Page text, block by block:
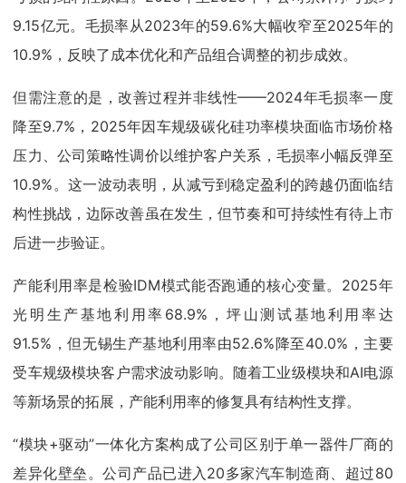
9.15亿元。毛损率从2023年的59.6%大幅收窄至2025年的
10.9%，反映了成本优化和产品组合调整的初步成效。
但需注意的是，改善过程并非线性——2024年毛损率一度
降至9.7%，2025年因车规级碳化硅功率模块面临市场价格
压力、公司策略性调价以维护客户关系，毛损率小幅反弹至
10.9%。这一波动表明，从减亏到稳定盈利的跨越仍面临结
构性挑战，边际改善虽在发生，但节奏和可持续性有待上市
后进一步验证。
产能利用率是检验IDM模式能否跑通的核心变量。2025年
光明生产基地利用率68.9%，坪山测试基地利用率达
91.5%，但无锡生产基地利用率由52.6%降至40.0%，主要
受车规级模块客户需求波动影响。随着工业级模块和AI电源
等新场景的拓展，产能利用率的修复具有结构性支撑。
“模块+驱动”一体化方案构成了公司区别于单一器件厂商的
差异化壁垒。公司产品已进入20多家汽车制造商、超过80